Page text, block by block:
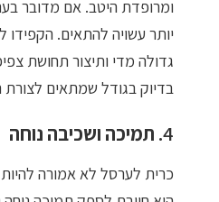
ומרופדת היטב. אם מדובר
יותר עשויה להתאים.
גדולה מדי ותיצור תחושת
בדיוק בגודל שמתאים
4. תמיכה ושכיבה נוחה
כרית לערסל לא אמורה